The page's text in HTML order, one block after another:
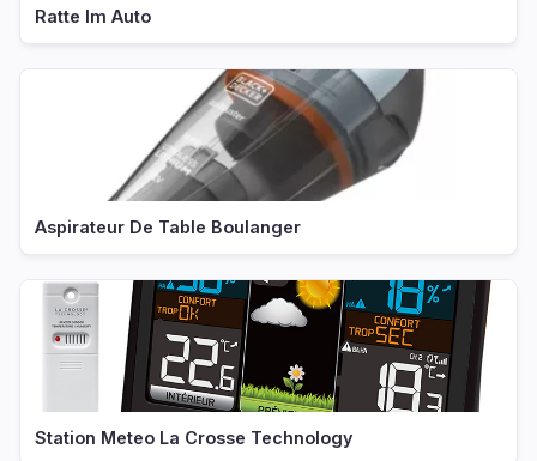
Ratte Im Auto
Aspirateur De Table Boulanger
Station Meteo La Crosse Technology